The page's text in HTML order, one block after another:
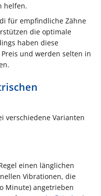
helfen.
für empfindliche Zähne
die optimale
haben diese
und werden selten in
verschiedene Varianten
einen länglichen
Vibrationen, die
Minute) angetrieben